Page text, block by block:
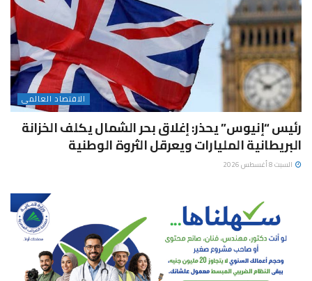
الاقتصاد العالمى
رئيس “إنيوس” يحذر: إغلاق بحر الشمال يكلف الخزانة
البريطانية المليارات ويعرقل الثروة الوطنية
السبت 8 أغسطس 2026